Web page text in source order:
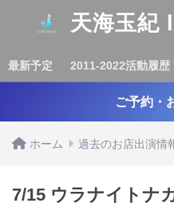
天海玉
最新予定 2011-2022活動履歴
ご予約・
ホーム 過去のお店出演情
7/15 ウラナイトナ